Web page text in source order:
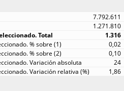
7.792.611
1.271.810
1.316
0,02
0,10
24
1,86